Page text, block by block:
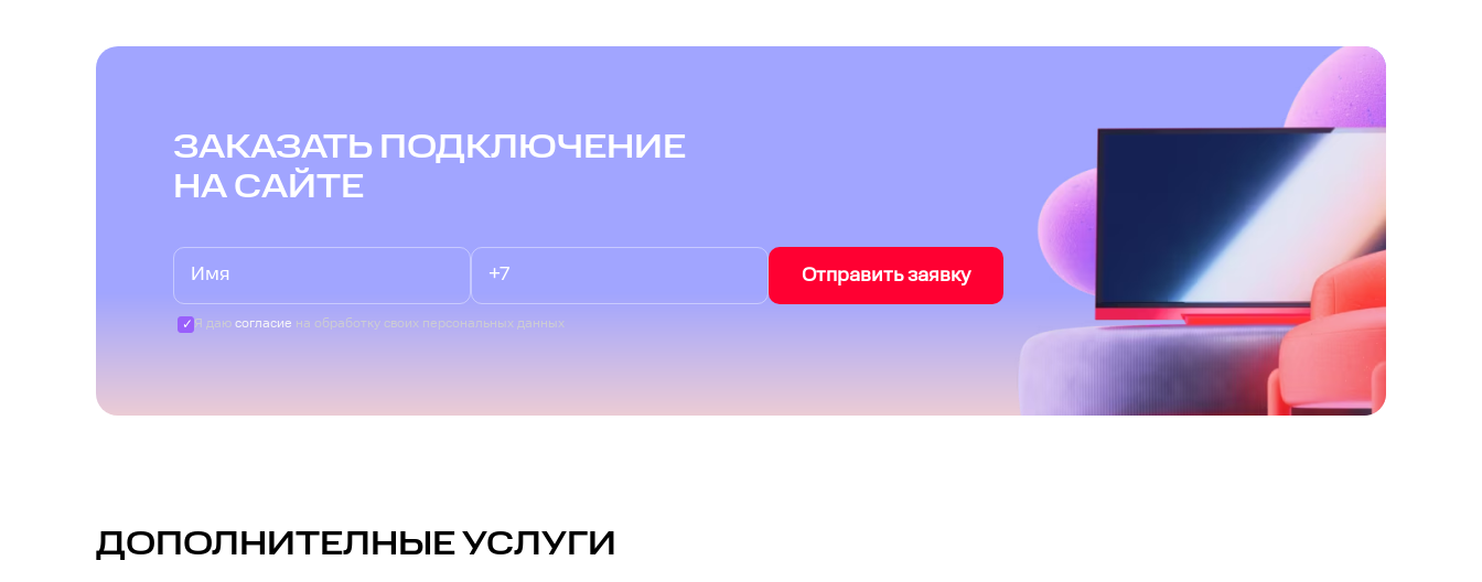
ЗАКАЗАТЬ ПОДКЛЮЧЕНИЕ
НА САЙТЕ
Отправить заявку
Я даю согласие на обработку своих персональных данных
ДОПОЛНИТЕЛНЫЕ УСЛУГИ